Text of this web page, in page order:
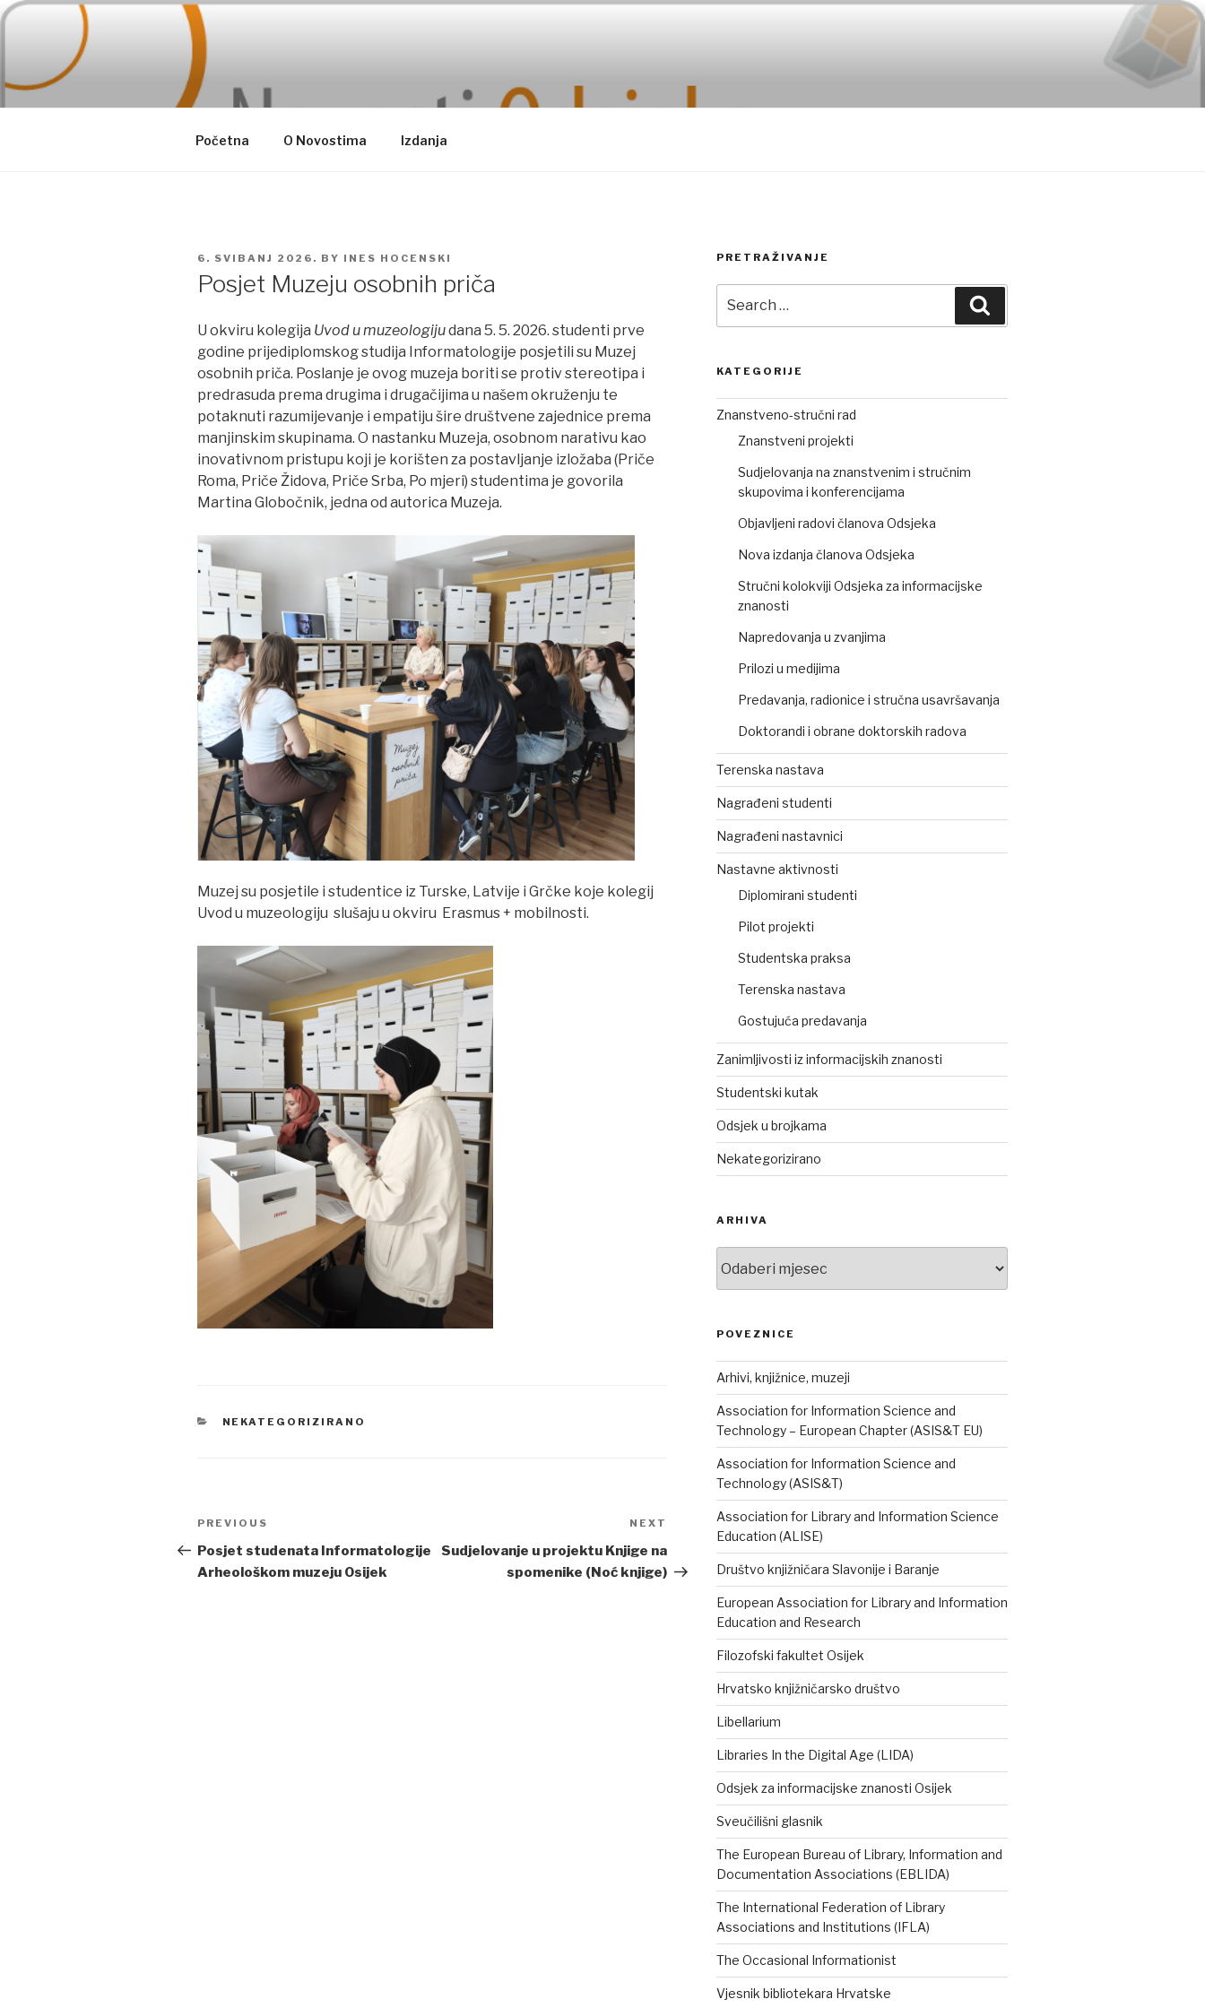
Skip
Početna O Novostima Izdanja
POSTED
ON
6. SVIBANJ 2026. BY INES HOCENSKI
Posjet Muzeju osobnih priča
U okviru kolegija Uvod u muzeologijudana 5. 5. 2026. studenti prve
godine prijediplomskog studija Informatologije posjetili su Muzej
osobnih priča. Poslanje je ovog muzeja boriti se protiv stereotipa i
predrasuda prema drugima i drugačijima u našem okruženju te
potaknuti razumijevanje i empatiju šire društvene zajednice prema
manjinskim skupinama. O nastanku Muzeja, osobnom narativu kao
inovativnom pristupu koji je korišten za postavljanje izložaba (Priče
Roma, Priče Židova, Priče Srba, Po mjeri) studentima je govorila
Martina Globočnik, jedna od autorica Muzeja.
Muzej su posjetile i studentice iz Turske, Latvije i Grčke koje kolegij
Uvod u muzeologiju slušaju u okviru Erasmus + mobilnosti.
CATEGORIES
NEKATEGORIZIRANO
Post
navigation
Previous
Post
PREVIOUS
Posjet studenata Informatologije
Arheološkom muzeju Osijek
NEXT
Sudjelovanje u projektu Knjige na
spomenike (Noć knjige)
PRETRAŽIVANJE
for:
KATEGORIJE
Znanstveno-stručni rad
Znanstveni projekti
Sudjelovanja na znanstvenim i stručnim
skupovima i konferencijama
Objavljeni radovi članova Odsjeka
Nova izdanja članova Odsjeka
Stručni kolokviji Odsjeka za informacijske
znanosti
Napredovanja u zvanjima
Prilozi u medijima
Predavanja, radionice i stručna usavršavanja
Doktorandi i obrane doktorskih radova
Terenska nastava
Nagrađeni studenti
Nagrađeni nastavnici
Nastavne aktivnosti
Diplomirani studenti
Pilot projekti
Studentska praksa
Terenska nastava
Gostujuća predavanja
Zanimljivosti iz informacijskih znanosti
Studentski kutak
Odsjek u brojkama
Nekategorizirano
ARHIVA
POVEZNICE
Arhivi, knjižnice, muzeji
Association for Information Science and
Technology – European Chapter (ASIS&T EU)
Association for Information Science and
Technology (ASIS&T)
Association for Library and Information Science
Education (ALISE)
Društvo knjižničara Slavonije i Baranje
European Association for Library and Information
Education and Research
Filozofski fakultet Osijek
Hrvatsko knjižničarsko društvo
Libellarium
Libraries In the Digital Age (LIDA)
Odsjek za informacijske znanosti Osijek
Sveučilišni glasnik
The European Bureau of Library, Information and
Documentation Associations (EBLIDA)
The International Federation of Library
Associations and Institutions (IFLA)
The Occasional Informationist
Vjesnik bibliotekara Hrvatske